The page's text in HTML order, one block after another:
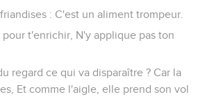
: C'est un aliment trompeur.
t'enrichir, N'y applique pas ton
regard ce qui va disparaître ? Car la
Et comme l'aigle, elle prend son vol